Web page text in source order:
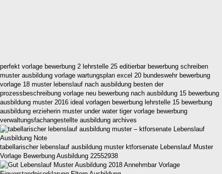
perfekt vorlage bewerbung 2 lehrstelle 25 editierbar bewerbung schreiben
muster ausbildung vorlage wartungsplan excel 20 bundeswehr bewerbung
vorlage 18 muster lebenslauf nach ausbildung besten der
prozessbeschreibung vorlage neu bewerbung nach ausbildung 15 bewerbung
ausbildung muster 2016 ideal vorlagen bewerbung lehrstelle 15 bewerbung
ausbildung erzieherin muster under water tiger vorlage bewerbung
verwaltungsfachangestellte ausbildung archives
tabellarischer lebenslauf ausbildung muster ktforsenate Lebenslauf Muster
Vorlage Bewerbung Ausbildung 22552938